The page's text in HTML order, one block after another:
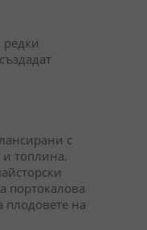
редки
с
топлина.
портокалова
плодовете на